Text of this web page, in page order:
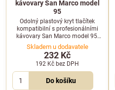
kávovary San Marco model
95
Odolný plastový kryt tlačítek
kompatibilní s profesionálními
kávovary San Marco model 95.
Zajišťuje spolehlivou ochranu
ovládacího panelu.
Skladem u dodavatele
232 Kč
192 Kč bez DPH
Do košíku